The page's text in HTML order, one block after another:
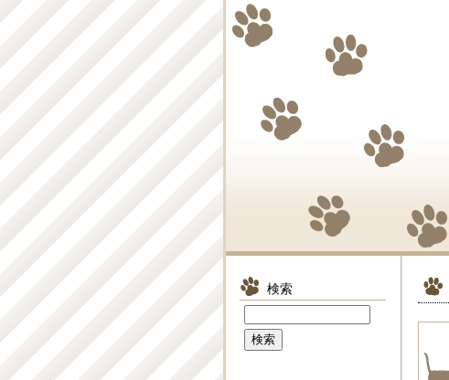
検索